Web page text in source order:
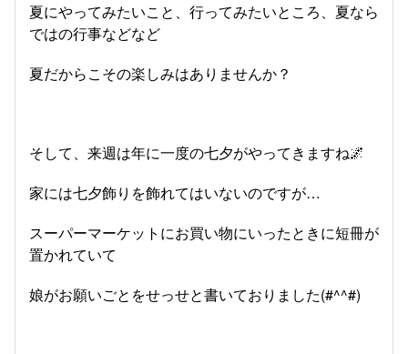
夏にやってみたいこと、行ってみたいところ、夏なら
ではの行事などなど
夏だからこその楽しみはありませんか？
そして、来週は年に一度の七夕がやってきますね🌌
家には七夕飾りを飾れてはいないのですが…
スーパーマーケットにお買い物にいったときに短冊が
置かれていて
娘がお願いごとをせっせと書いておりました(#^^#)